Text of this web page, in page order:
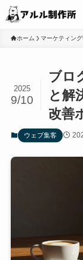
ホーム マーケティング
ブロ
と解
改善
2025
9/10
ウェブ集客